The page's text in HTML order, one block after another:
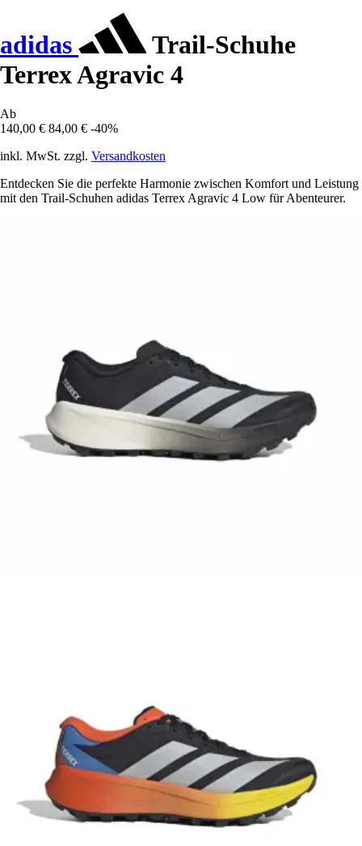
adidas
Trail-Schuhe
Terrex Agravic 4
Ab
140,00 € 84,00 € -40%
inkl. MwSt. zzgl. Versandkosten
Entdecken Sie die perfekte Harmonie zwischen Komfort und Leistung
mit den Trail-Schuhen adidas Terrex Agravic 4 Low für Abenteurer.